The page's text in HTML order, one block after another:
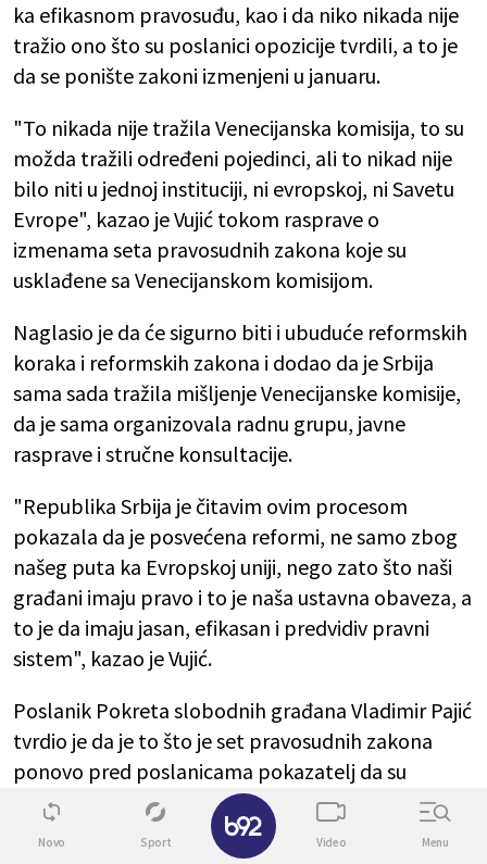
ka efikasnom pravosuđu, kao i da niko nikada nije
tražio ono što su poslanici opozicije tvrdili, a to je
da se ponište zakoni izmenjeni u januaru.
"To nikada nije tražila Venecijanska komisija, to su
možda tražili određeni pojedinci, ali to nikad nije
bilo niti u jednoj instituciji, ni evropskoj, ni Savetu
Evrope", kazao je Vujić tokom rasprave o
izmenama seta pravosudnih zakona koje su
usklađene sa Venecijanskom komisijom.
Naglasio je da će sigurno biti i ubuduće reformskih
koraka i reformskih zakona i dodao da je Srbija
sama sada tražila mišljenje Venecijanske komisije,
da je sama organizovala radnu grupu, javne
rasprave i stručne konsultacije.
"Republika Srbija je čitavim ovim procesom
pokazala da je posvećena reformi, ne samo zbog
našeg puta ka Evropskoj uniji, nego zato što naši
građani imaju pravo i to je naša ustavna obaveza, a
to je da imaju jasan, efikasan i predvidiv pravni
sistem", kazao je Vujić.
Poslanik Pokreta slobodnih građana Vladimir Pajić
tvrdio je da je to što je set pravosudnih zakona
ponovo pred poslanicama pokazatelj da su
poslanici opozicije bili u pravu kada su govorili da
će to naneti veliku štetu Srbiji i da, kako je rekao,
Novo Sport Video Menu
✕